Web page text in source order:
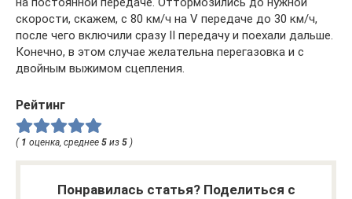
скорости, скажем, с 80 км/ч на V передаче до 30 км/ч,
после чего включили сразу II передачу и поехали дальше.
Конечно, в этом случае желательна перегазовка и с
двойным выжимом сцепления.
Рейтинг
( 1 оценка, среднее 5 из 5 )
Понравилась статья? Поделиться с